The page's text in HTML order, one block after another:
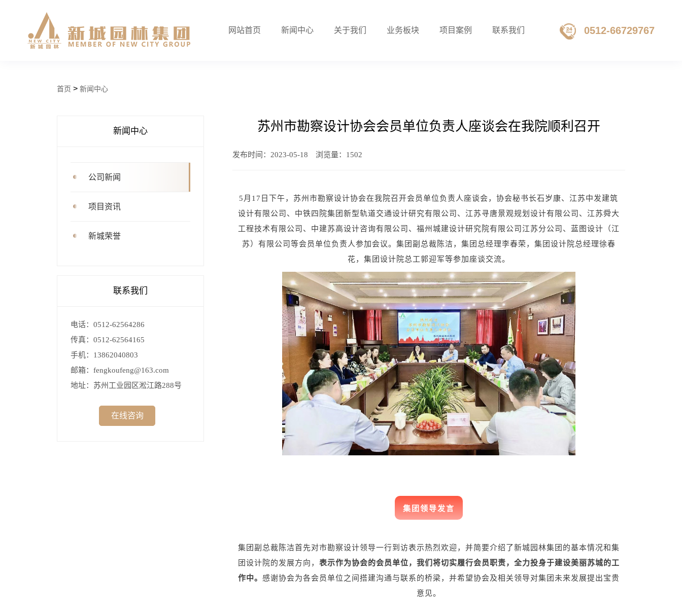
网站首页 新闻中心 关于我们 业务板块 项目案例 联系我们 0512-66729767
首页 >新闻中心
苏州市勘察设计协会会员单位负责人座谈会在我院顺利召开
发布时间：2023-05-18 浏览量：1502
5月17日下午，苏州市勘察设计协会在我院召开会员单位负责人座谈会，协会秘书长石岁康、江苏中发建筑
设计有限公司、中铁四院集团新型轨道交通设计研究有限公司、江苏寻唐景观规划设计有限公司、江苏舜大
工程技术有限公司、中建苏高设计咨询有限公司、福州城建设计研究院有限公司江苏分公司、蓝图设计（江
苏）有限公司等会员单位负责人参加会议。集团副总裁陈洁，集团总经理李春荣，集团设计院总经理徐春
花，集团设计院总工郭迎军等参加座谈交流。
集团领导发言
集团副总裁陈洁首先对市勘察设计领导一行到访表示热烈欢迎，并简要介绍了新城园林集团的基本情况和集
团设计院的发展方向， 表示作为协会的会员单位，我们将切实履行会员职责，全力投身于建设美丽苏城的工
作中。 感谢协会为各会员单位之间搭建沟通与联系的桥梁，并希望协会及相关领导对集团未来发展提出宝贵
意见。
新闻中心
公司新闻
项目资讯
新城荣誉
联系我们
电话：0512-62564286
传真：0512-62564165
手机：13862040803
邮箱：fengkoufeng@163.com
地址：苏州工业园区淞江路288号
在线咨询